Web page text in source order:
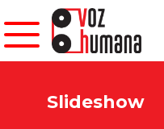
Slideshow